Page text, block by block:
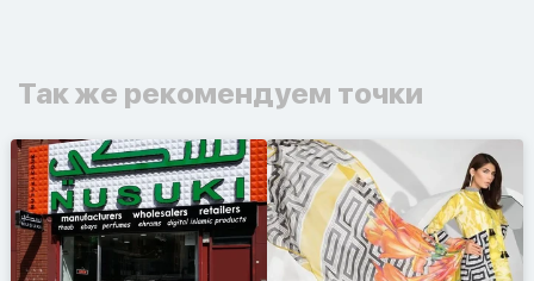
Так же рекомендуем точки